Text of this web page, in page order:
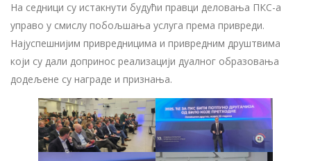
На седници су истакнути будући правци деловања ПКС-а
управо у смислу побољшања услуга према привреди.
Најуспешнијим привредницима и привредним друштвима
који су дали допринос реализацији дуалног образовања
додељене су награде и признања.